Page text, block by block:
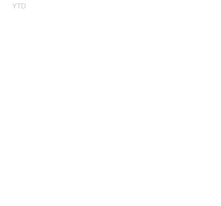
YTD